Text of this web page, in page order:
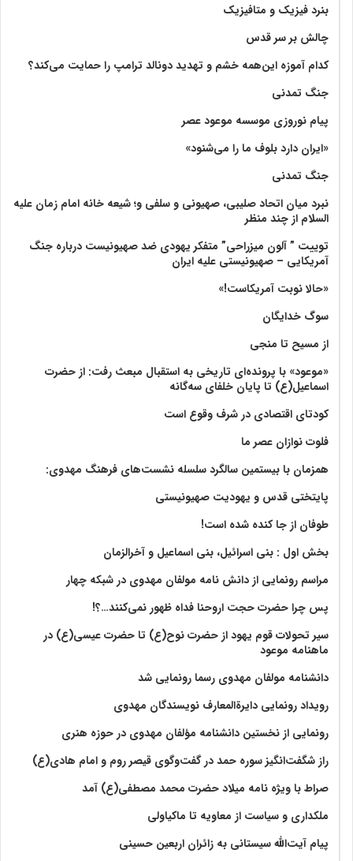
بنرد فیزیک و متافیزیک
چالش بر سر قدس
کدام آموزه این‌همه خشم و تهدید دونالد ترامپ را حمایت می‌کند؟
جنگ تمدنی
پیام نوروزی موسسه موعود عصر
«ایران دارد بلوف ما را می‌شنود»
جنگ تمدنی
نبرد میان اتحاد صلیبی، صهیونی و سلفی و؛ شیعه خانه امام زمان علیه
السلام از چند منظر
توییت ” آلون میزراحی” متفکر یهودی ضد صهیونیست درباره جنگ
آمریکایی – صهیونیستی علیه ایران
«حالا نوبت آمریکاست!»
سوگ خدایگان
از مسیح تا منجی
«موعود» با پرونده‌ای تاریخی به استقبال مبعث رفت: از حضرت
اسماعیل(ع) تا پایان خلفای سه‌گانه
کودتای اقتصادی در شرف وقوع است
فلوت نوازان عصر ما
همزمان با بیستمین سالگرد سلسله نشست‌های فرهنگ مهدوی:‌
پایتختی قدس و یهودیت صهیونیستی
طوفان از جا کنده شده است!
بخش اول : بنی اسرائیل، بنی اسماعیل و آخرالزمان
مراسم رونمایی از دانش نامه مولفان مهدوی در شبکه چهار
پس چرا حضرت حجت اروحنا فداه ظهور نمی‌کنند…؟!
سیر تحولات قوم یهود از حضرت نوح(ع) تا حضرت عیسی(ع) در
ماهنامه موعود
دانشنامه مولفان مهدوی رسما رونمایی شد
رویداد رونمایی دایرةالمعارف نویسندگان مهدوی
رونمایی از نخستین دانشنامه مؤلفان مهدوی در حوزه هنری
راز شگفت‌انگیز سوره حمد در گفت‌وگوی قیصر روم و امام هادی(ع)
صراط با ویژه نامه میلاد حضرت محمد مصطفی(ع) آمد
ملکداری و سیاست از معاویه تا ماکیاولی
پیام آیت‌الله سیستانی به زائران اربعین حسینی